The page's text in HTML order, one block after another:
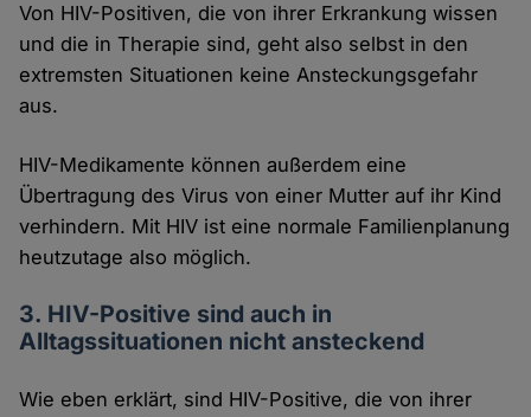
Von HIV-Positiven, die von ihrer Erkrankung wissen
und die in Therapie sind, geht also selbst in den
extremsten Situationen keine Ansteckungsgefahr
aus.
HIV-Medikamente können außerdem eine
Übertragung des Virus von einer Mutter auf ihr Kind
verhindern. Mit HIV ist eine normale Familienplanung
heutzutage also möglich.
3. HIV-Positive sind auch in
Alltagssituationen nicht ansteckend
Wie eben erklärt, sind HIV-Positive, die von ihrer